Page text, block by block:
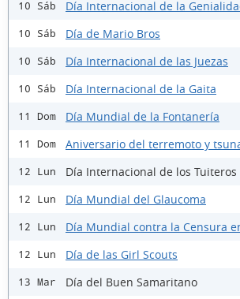
10 Sáb Día Internacional de la
10 Sáb Día de Mario Bros
10 Sáb Día Internacional de las Juezas
10 Sáb Día Internacional de la Gaita
11 Dom Día Mundial de la Fontanería
11 Dom Aniversario del terremoto y
12 Lun Día Internacional de los Tuiteros
12 Lun Día Mundial del Glaucoma
12 Lun Día Mundial contra la Censura
12 Lun Día de las Girl Scouts
13 Mar Día del Buen Samaritano